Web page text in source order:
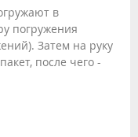
в
погружения
Затем на руку
после чего -